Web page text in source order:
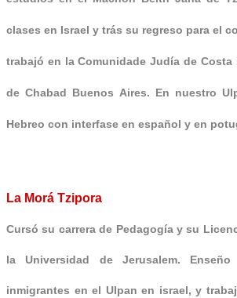
clases en Israel y trás su regreso para el
trabajó en la Comunidade Judía de Costa
de Chabad Buenos Aires. En nuestro
Hebreo con interfase en español y en po
La Morá Tzipora
Cursó su carrera de Pedagogía y su
la Universidad de Jerusalem.
inmigrantes en el Ulpan en israel, y